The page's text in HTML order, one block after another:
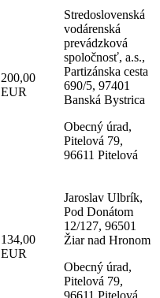
200,00
EUR
Stredoslovenská
vodárenská
prevádzková
spoločnosť, a.s.,
Partizánska cesta
690/5, 97401
Banská Bystrica
Obecný úrad,
Pitelová 79,
96611 Pitelová
134,00
EUR
Jaroslav Ulbrík,
Pod Donátom
12/127, 96501
Žiar nad Hronom
Obecný úrad,
Pitelová 79,
96611 Pitelová